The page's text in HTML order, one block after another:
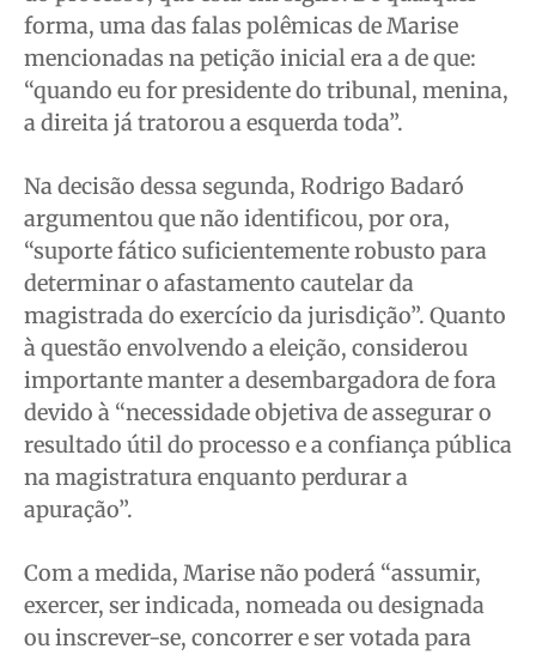
forma, uma das falas polêmicas de Marise
mencionadas na petição inicial era a de que:
“quando eu for presidente do tribunal, menina,
a direita já tratorou a esquerda toda”.
Na decisão dessa segunda, Rodrigo Badaró
argumentou que não identificou, por ora,
“suporte fático suficientemente robusto para
determinar o afastamento cautelar da
magistrada do exercício da jurisdição”. Quanto
à questão envolvendo a eleição, considerou
importante manter a desembargadora de fora
devido à “necessidade objetiva de assegurar o
resultado útil do processo e a confiança pública
na magistratura enquanto perdurar a
apuração”.
Com a medida, Marise não poderá “assumir,
exercer, ser indicada, nomeada ou designada
ou inscrever-se, concorrer e ser votada para